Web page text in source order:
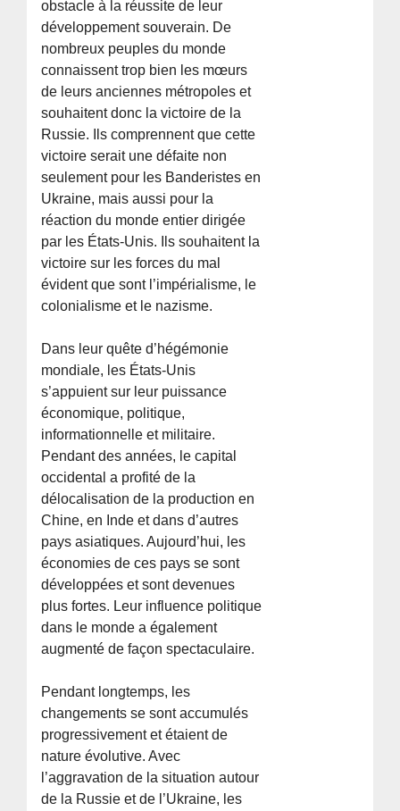
obstacle à la réussite de leur
développement souverain. De
nombreux peuples du monde
connaissent trop bien les mœurs
de leurs anciennes métropoles et
souhaitent donc la victoire de la
Russie. Ils comprennent que cette
victoire serait une défaite non
seulement pour les Banderistes en
Ukraine, mais aussi pour la
réaction du monde entier dirigée
par les États-Unis. Ils souhaitent la
victoire sur les forces du mal
évident que sont l’impérialisme, le
colonialisme et le nazisme.
Dans leur quête d’hégémonie
mondiale, les États-Unis
s’appuient sur leur puissance
économique, politique,
informationnelle et militaire.
Pendant des années, le capital
occidental a profité de la
délocalisation de la production en
Chine, en Inde et dans d’autres
pays asiatiques. Aujourd’hui, les
économies de ces pays se sont
développées et sont devenues
plus fortes. Leur influence politique
dans le monde a également
augmenté de façon spectaculaire.
Pendant longtemps, les
changements se sont accumulés
progressivement et étaient de
nature évolutive. Avec
l’aggravation de la situation autour
de la Russie et de l’Ukraine, les